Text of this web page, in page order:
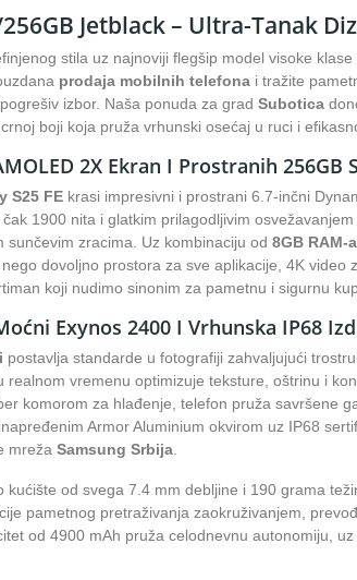
Jetblack – Ultra-Tanak
stila uz najnoviji flegšip model visoke klase
prodaja mobilnih telefona i tražite
izbor. Naša ponuda za grad Subotica
crnoj boji koja pruža vrhunski osećaj u ruci i
2X Ekran I Prostranih 256GB
S25 FE krasi impresivni i prostrani 6.7-inčni
1900 nita i glatkim prilagodljivim
zracima. Uz kombinaciju od 8GB RAM-a
dovoljno prostora za sve aplikacije, 4K video
koji nudimo sinonim za pametnu i sigurnu
Exynos 2400 I Vrhunska IP68
postavlja standarde u fotografiji zahvaljujući
realnom vremenu optimizuje teksture, oštrinu i
komorom za hlađenje, telefon pruža savršene
Armor Aluminium okvirom uz IP68
mreža Samsung Srbija
kućište od svega 7.4 mm debljine i 190 grama
pametnog pretraživanja zaokruživanjem,
od 4900 mAh pruža celodnevnu autonomiju,